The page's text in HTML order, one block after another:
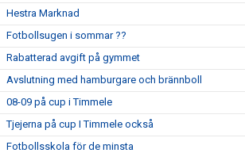
Hestra Marknad
Fotbollsugen i sommar ??
Rabatterad avgift på gymmet
Avslutning med hamburgare och brännboll
08-09 på cup i Timmele
Tjejerna på cup I Timmele också
Fotbollsskola för de minsta